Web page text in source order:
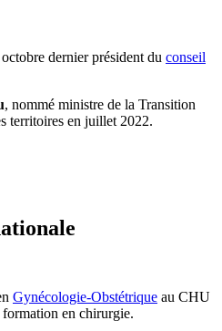
dernier président du conseil
, nommé ministre de la Transition
territoires en juillet 2022.
Gynécologie-Obstétrique au CHU
en chirurgie.